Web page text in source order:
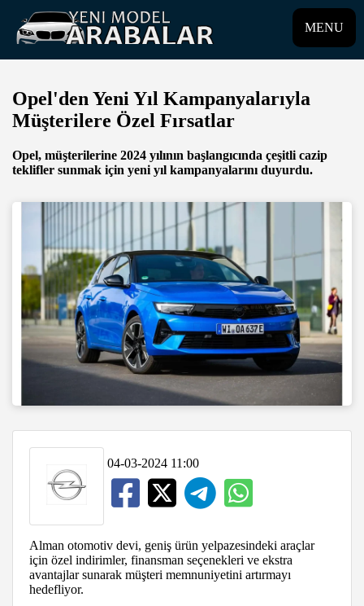
MENU
Opel'den Yeni Yıl Kampanyalarıyla
Müşterilere Özel Fırsatlar
Opel, müşterilerine 2024 yılının başlangıcında çeşitli cazip
teklifler sunmak için yeni yıl kampanyalarını duyurdu.
04-03-2024 11:00
Alman otomotiv devi, geniş ürün yelpazesindeki araçlar
için özel indirimler, finansman seçenekleri ve ekstra
avantajlar sunarak müşteri memnuniyetini artırmayı
hedefliyor.